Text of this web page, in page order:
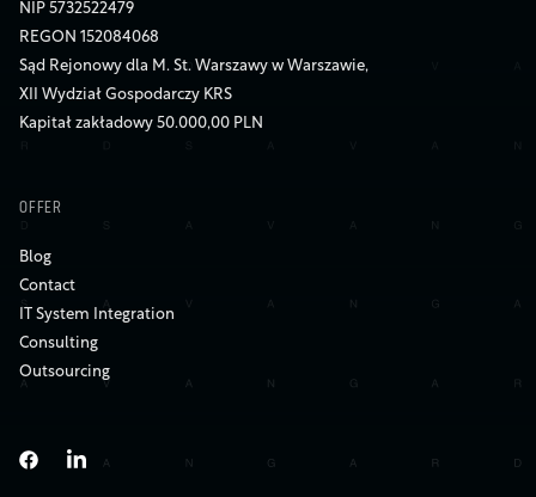
NIP 5732522479
REGON 152084068
Sąd Rejonowy dla M. St. Warszawy w Warszawie,
XII Wydział Gospodarczy KRS
Kapitał zakładowy 50.000,00 PLN
OFFER
Blog
Contact
IT System Integration
Consulting
Outsourcing